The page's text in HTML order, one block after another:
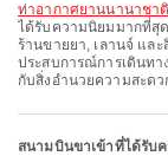
ท่าอากาศยานนานาช
ได้รับความนิยมมากที่สุ
ร้านขายยา, เลานจ์ แล
ประสบการณ์การเดินท
กับสิ่งอำนวยความสะด
สนามบินขาเข้าที่ได้รับ